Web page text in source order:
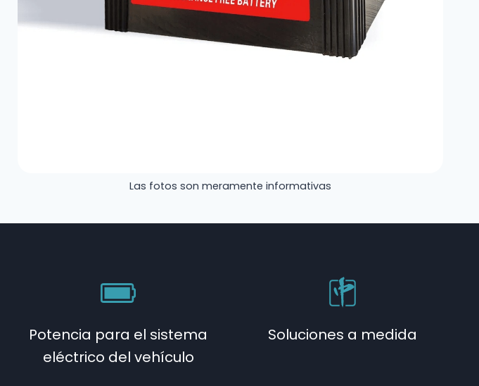
Las fotos son meramente informativas
Potencia para el sistema
eléctrico del vehículo
Soluciones a medida